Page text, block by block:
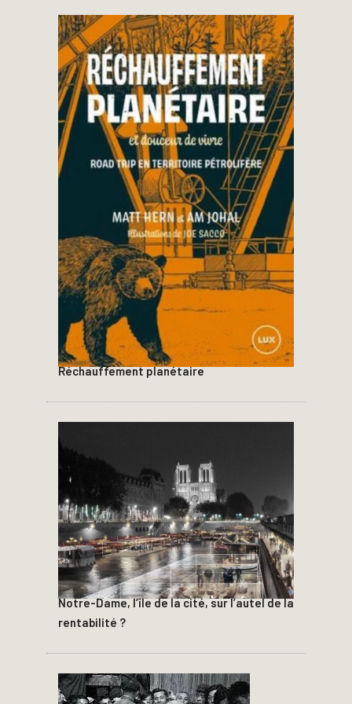
Réchauffement planétaire
Notre-Dame, l’île de la cité, sur l’autel de la
rentabilité ?